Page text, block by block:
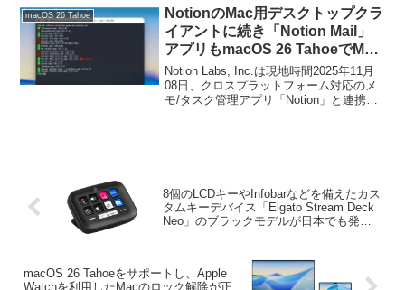
over USB-C to HDMI Adapters)が可能に
なったそうです。
macOS 26 Tahoe
NotionのMac用デスクトップクラ
イアントに続き「Notion Mail」
アプリもmacOS 26 TahoeでMac
のパフォーマンスを低下させる
Electronの不具合が修正。
Notion Labs, Inc.は現地時間2025年11月
08日、クロスプラットフォーム対応のメ
モ/タスク管理アプリ「Notion」と連携可
に対処しています。
8個のLCDキーやInfobarなどを備えたカス
タムキーデバイス「Elgato Stream Deck
Neo」のブラックモデルが日本でも発売
macOS 26 Tahoeをサポートし、Apple
Watchを利用したMacのロック解除が正